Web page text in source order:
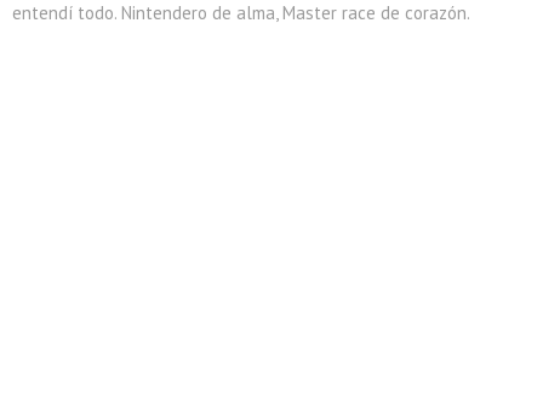
entendí todo. Nintendero de alma, Master race de corazón.